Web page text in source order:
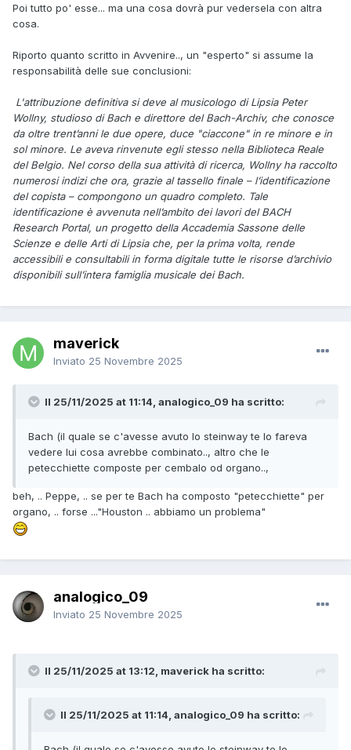
Poi tutto po' esse... ma una cosa dovrà pur vedersela con altra
cosa.
Riporto quanto scritto in Avvenire.., un "esperto" si assume la
responsabilità delle sue conclusioni:
L'attribuzione definitiva si deve al musicologo di Lipsia Peter
Wollny, studioso di Bach e direttore del Bach-Archiv, che conosce
da oltre trent’anni le due opere, duce "ciaccone" in re minore e in
sol minore. Le aveva rinvenute egli stesso nella Biblioteca Reale
del Belgio. Nel corso della sua attività di ricerca, Wollny ha raccolto
numerosi indizi che ora, grazie al tassello finale – l’identificazione
del copista – compongono un quadro completo. Tale
identificazione è avvenuta nell’ambito dei lavori del BACH
Research Portal, un progetto della Accademia Sassone delle
Scienze e delle Arti di Lipsia che, per la prima volta, rende
accessibili e consultabili in forma digitale tutte le risorse d’archivio
disponibili sull’intera famiglia musicale dei Bach.
maverick
Inviato 25 Novembre 2025
Il 25/11/2025 at 11:14, analogico_09 ha scritto:
Bach (il quale se c'avesse avuto lo steinway te lo fareva
vedere lui cosa avrebbe combinato.., altro che le
petecchiette composte per cembalo od organo..,
beh, .. Peppe, .. se per te Bach ha composto "petecchiette" per
organo, .. forse ..."Houston .. abbiamo un problema"
analogico_09
Inviato 25 Novembre 2025
Il 25/11/2025 at 13:12, maverick ha scritto:
Il 25/11/2025 at 11:14, analogico_09 ha scritto: